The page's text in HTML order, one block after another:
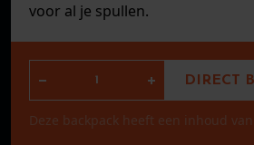
voor al je spullen.
BACKPACK 45L aantal DIRECT
Deze backpack heeft een inhoud van